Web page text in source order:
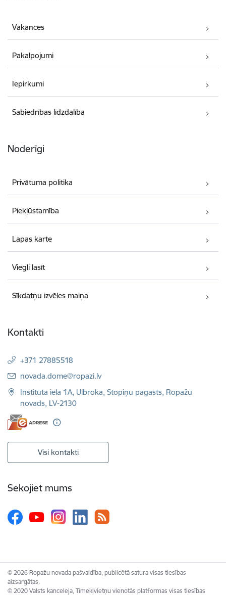
Vakances
Pakalpojumi
Iepirkumi
Sabiedrības līdzdalība
Noderīgi
Privātuma politika
Piekļūstamība
Lapas karte
Viegli lasīt
Sīkdatņu izvēles maiņa
Kontakti
+371 27885518
E-pasts:
novada.dome@ropazi.lv
Institūta iela 1A, Ulbroka, Stopiņu pagasts, Ropažu
novads, LV-2130
Visi kontakti
Sekojiet mums
© 2026 Ropažu novada pašvaldība, publicētā satura visas tiesības
aizsargātas.
© 2020 Valsts kanceleja, Tīmekļvietņu vienotās platformas visas tiesības